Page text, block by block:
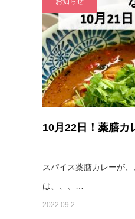
10月22日！薬膳
スパイス薬膳カレーが
は、、、…
2022.09.2